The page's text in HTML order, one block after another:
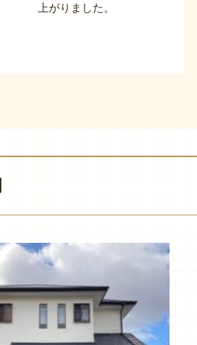
上がりました。